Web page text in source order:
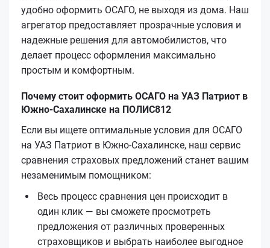
удобно оформить ОСАГО, не выходя из дома. Наш
агрегатор предоставляет прозрачные условия и
надежные решения для автомобилистов, что
делает процесс оформления максимально
простым и комфортным.
Почему стоит оформить ОСАГО на УАЗ Патриот в
Южно-Сахалинске на ПОЛИС812
Если вы ищете оптимальные условия для ОСАГО
на УАЗ Патриот в Южно-Сахалинске, наш сервис
сравнения страховых предложений станет вашим
незаменимым помощником:
Весь процесс сравнения цен происходит в
один клик — вы сможете просмотреть
предложения от различных проверенных
страховщиков и выбрать наиболее выгодное